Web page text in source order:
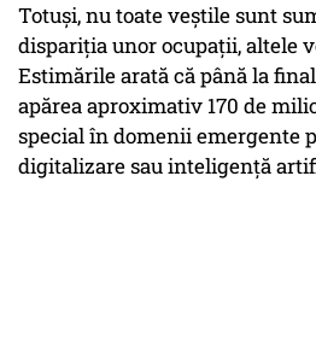
Totuși, nu toate veștile sunt
dispariția unor ocupații, altele
Estimările arată că până la
apărea aproximativ 170 de
special în domenii emergente
digitalizare sau inteligență